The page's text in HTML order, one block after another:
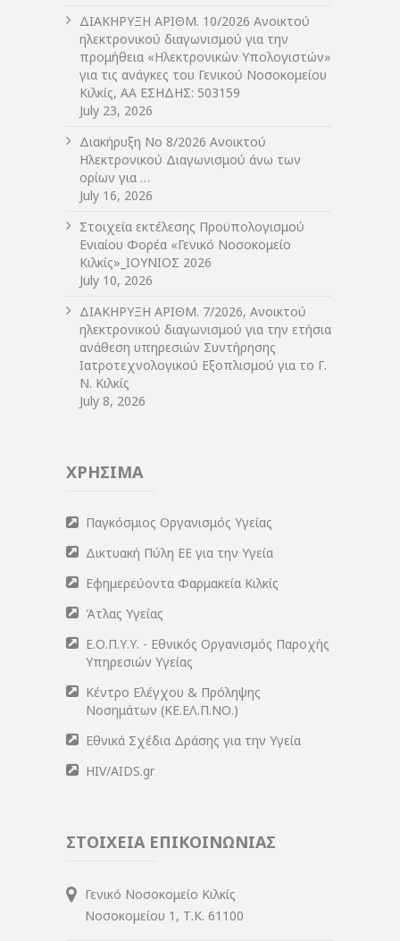
ΔIΑΚΗΡΥΞΗ ΑΡIΘΜ. 10/2026 Ανοικτού
ηλεκτρονικού διαγωνισμού για την
προμήθεια «Ηλεκτρονικών Υπολογιστών»
για τις ανάγκες του Γενικού Νοσοκομείου
Κιλκίς, ΑΑ ΕΣΗΔΗΣ: 503159
July 23, 2026
Διακήρυξη Νο 8/2026 Ανοικτού
Ηλεκτρονικού Διαγωνισμού άνω των
ορίων για …
July 16, 2026
Στοιχεία εκτέλεσης Προϋπολογισμού
Ενιαίου Φορέα «Γενικό Νοσοκομείο
Κιλκίς»_ΙΟΥΝΙΟΣ 2026
July 10, 2026
ΔIΑΚΗΡΥΞΗ ΑΡIΘΜ. 7/2026, Ανοικτού
ηλεκτρονικού διαγωνισμού για την ετήσια
ανάθεση υπηρεσιών Συντήρησης
Ιατροτεχνολογικού Εξοπλισμού για το Γ.
Ν. Κιλκίς
July 8, 2026
ΧΡΗΣΙΜΑ
Παγκόσμιος Οργανισμός Υγείας
Δικτυακή Πύλη ΕΕ για την Υγεία
Εφημερεύοντα Φαρμακεία Κιλκίς
Άτλας Υγείας
Ε.Ο.Π.Υ.Υ. - Εθνικός Οργανισμός Παροχής
Υπηρεσιών Υγείας
Κέντρο Ελέγχου & Πρόληψης
Νοσημάτων (ΚΕ.ΕΛ.Π.ΝΟ.)
Εθνικά Σχέδια Δράσης για την Υγεία
HIV/AIDS.gr
ΣΤΟΙΧΕΙΑ ΕΠΙΚΟΙΝΩΝΙΑΣ
Γενικό Νοσοκομείο Κιλκίς
Νοσοκομείου 1, Τ.Κ. 61100